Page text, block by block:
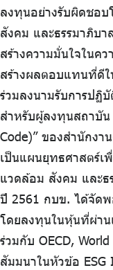
ลงทุนอย่างรับผิดชอบ
สังคม และธรรมาภิบา
สร้างความมั่นใจในค
สร้างผลตอบแทนที่ดีใ
ร่วมลงนามรับการปฏิ
สำหรับผู้ลงทุนสถาบัน
Code)” ของสำนักง
เป็นแผนยุทธศาสตร์เ
แวดล้อม สังคม และธ
ปี 2561 กบข. ได้จัดพ
โดยลงทุนในหุ้นที่ผ่าน
ร่วมกับ OECD,
สัมมนาในหัวข้อ ESG